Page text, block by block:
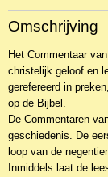
Productcode
NBKTv-6869
EAN code
9789057191268
Omschrijving
Het Commentaar
christelijk geloof en
gerefereerd in
op de Bijbel.
De Commentaren
geschiedenis. De
loop van de
Inmiddels laat de